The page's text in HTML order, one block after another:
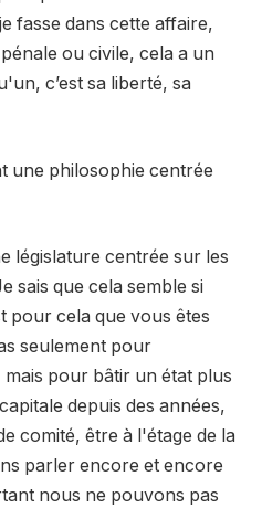
fasse dans cette affaire,
pénale ou civile, cela a un
c’est sa liberté, sa
une philosophie centrée
législature centrée sur les
sais que cela semble si
pour cela que vous êtes
seulement pour
pour bâtir un état plus
depuis des années,
comité, être à l'étage de la
parler encore et encore
nous ne pouvons pas